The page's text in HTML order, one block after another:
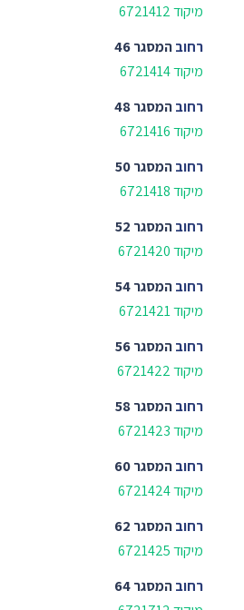
מיקוד 6721412
רחובהמסגר 46
מיקוד 6721414
רחובהמסגר 48
מיקוד 6721416
רחובהמסגר 50
מיקוד 6721418
רחובהמסגר 52
מיקוד 6721420
רחובהמסגר 54
מיקוד 6721421
רחובהמסגר 56
מיקוד 6721422
רחובהמסגר 58
מיקוד 6721423
רחובהמסגר 60
מיקוד 6721424
רחובהמסגר 62
מיקוד 6721425
רחובהמסגר 64